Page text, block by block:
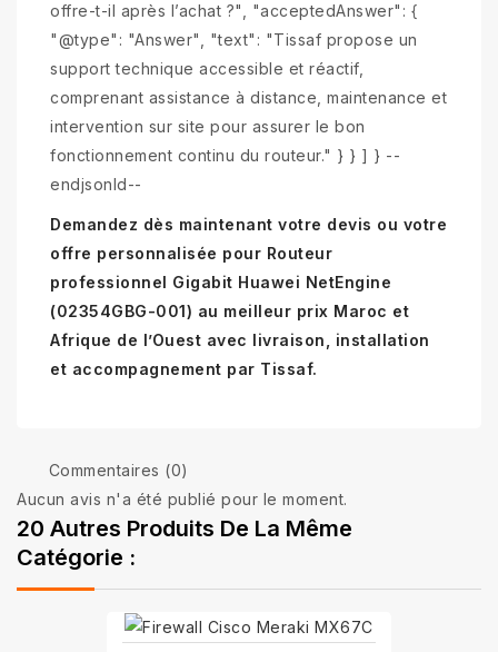
offre-t-il après l’achat ?", "acceptedAnswer": {
"@type": "Answer", "text": "Tissaf propose un
support technique accessible et réactif,
comprenant assistance à distance, maintenance et
intervention sur site pour assurer le bon
fonctionnement continu du routeur." } } ] } --
endjsonld--
Demandez dès maintenant votre devis ou votre
offre personnalisée pour Routeur
professionnel Gigabit Huawei NetEngine
(02354GBG-001) au meilleur prix Maroc et
Afrique de l’Ouest avec livraison, installation
et accompagnement par Tissaf.
Commentaires (0)
Aucun avis n'a été publié pour le moment.
20 Autres Produits De La Même
Catégorie :